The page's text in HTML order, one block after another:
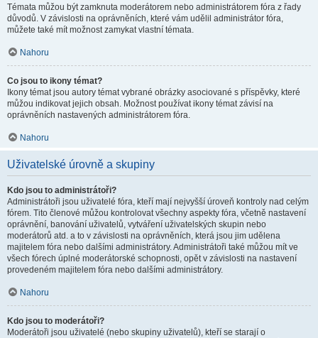
Témata můžou být zamknuta moderátorem nebo administrátorem fóra z řady
důvodů. V závislosti na oprávněních, které vám udělil administrátor fóra,
můžete také mít možnost zamykat vlastní témata.
Nahoru
Co jsou to ikony témat?
Ikony témat jsou autory témat vybrané obrázky asociované s příspěvky, které
můžou indikovat jejich obsah. Možnost používat ikony témat závisí na
oprávněních nastavených administrátorem fóra.
Nahoru
Uživatelské úrovně a skupiny
Kdo jsou to administrátoři?
Administrátoři jsou uživatelé fóra, kteří mají nejvyšší úroveň kontroly nad celým
fórem. Tito členové můžou kontrolovat všechny aspekty fóra, včetně nastavení
oprávnění, banování uživatelů, vytváření uživatelských skupin nebo
moderátorů atd. a to v závislosti na oprávněních, která jsou jim udělena
majitelem fóra nebo dalšími administrátory. Administrátoři také můžou mít ve
všech fórech úplné moderátorské schopnosti, opět v závislosti na nastavení
provedeném majitelem fóra nebo dalšími administrátory.
Nahoru
Kdo jsou to moderátoři?
Moderátoři jsou uživatelé (nebo skupiny uživatelů), kteří se starají o